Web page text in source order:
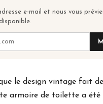
e-mail et nous vous
le design vintage fait
armoire de toilette a été